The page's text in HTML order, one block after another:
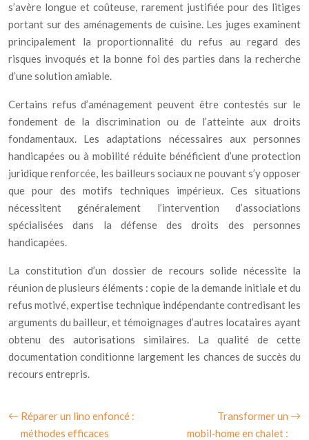
s’avère longue et coûteuse, rarement justifiée pour des litiges
portant sur des aménagements de cuisine. Les juges examinent
principalement la proportionnalité du refus au regard des
risques invoqués et la bonne foi des parties dans la recherche
d’une solution amiable.
Certains refus d’aménagement peuvent être contestés sur le
fondement de la discrimination ou de l’atteinte aux droits
fondamentaux. Les adaptations nécessaires aux personnes
handicapées ou à mobilité réduite bénéficient d’une protection
juridique renforcée, les bailleurs sociaux ne pouvant s’y opposer
que pour des motifs techniques impérieux. Ces situations
nécessitent généralement l’intervention d’associations
spécialisées dans la défense des droits des personnes
handicapées.
La constitution d’un dossier de recours solide nécessite la
réunion de plusieurs éléments : copie de la demande initiale et du
refus motivé, expertise technique indépendante contredisant les
arguments du bailleur, et témoignages d’autres locataires ayant
obtenu des autorisations similaires. La qualité de cette
documentation conditionne largement les chances de succès du
recours entrepris.
Réparer un lino enfoncé :
méthodes efficaces
Transformer un
mobil‑home en chalet :